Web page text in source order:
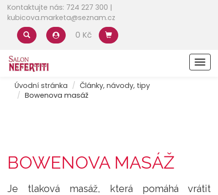
Kontaktujte nás: 724 227 300 |
kubicova.marketa@seznam.cz
0 Kč
Úvodní stránka
Články, návody, tipy
Bowenova masáž
BOWENOVA MASÁŽ
Je tlaková masáž, která pomáhá vrátit